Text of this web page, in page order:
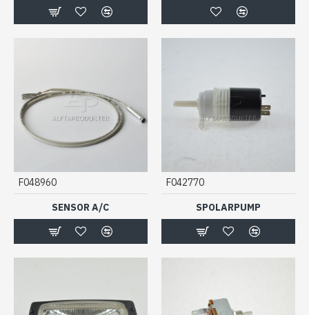
F048960
SENSOR A/C
F042770
SPOLARPUMP